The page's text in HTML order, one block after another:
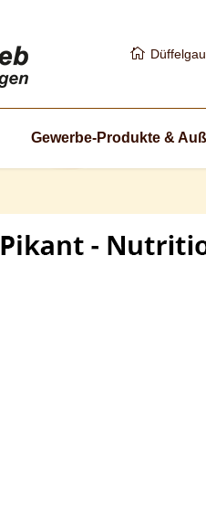
Gewerbe-Produkte &